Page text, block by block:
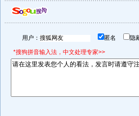
用户： 匿名 隐
*搜狗拼音输入法，中文处理专家>>